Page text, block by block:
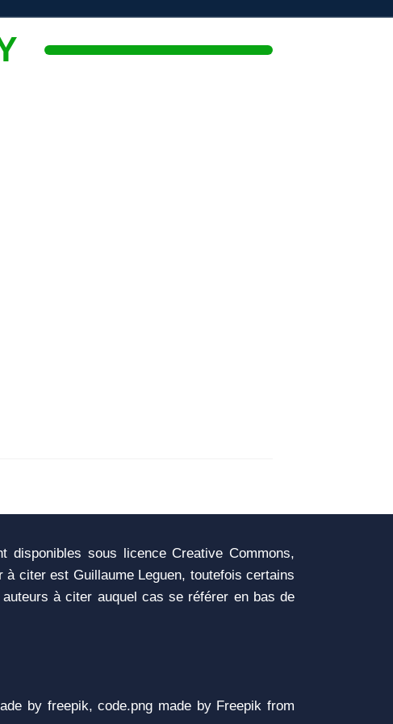
disponibles sous licence Creative Commons,
citer est Guillaume Leguen, toutefois certains
à citer auquel cas se référer en bas de
by freepik, code.png made by Freepik from